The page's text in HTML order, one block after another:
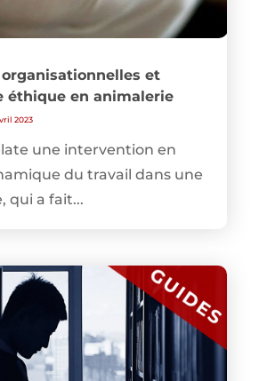
et
éthique en animalerie
2023
une intervention en
du travail dans une
qui a fait...